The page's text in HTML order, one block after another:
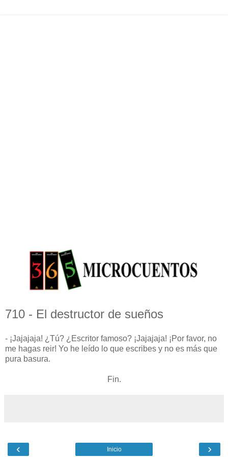
710 - El destructor de sueños
- ¡Jajajaja! ¿Tú? ¿Escritor famoso? ¡Jajajaja! ¡Por favor, no
me hagas reir! Yo he leído lo que escribes y no es más que
pura basura.
Fin.
‹ ›
Inicio